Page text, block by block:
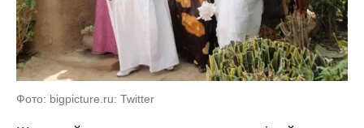
Фото: bigpicture.ru: Twitter